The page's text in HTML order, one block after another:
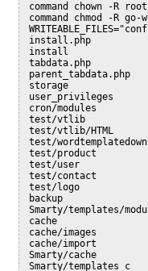
command chown -R
command chmod -R
install.php
install
tabdata.php
parent_tabdata.php
storage
user_privileges
cron/modules
test/vtlib
test/vtlib/HTML
test/
test/product
test/user
test/contact
test/logo
backup
Smarty/templates/
cache
cache/images
cache/import
Smarty/cache
Smarty/templates_c